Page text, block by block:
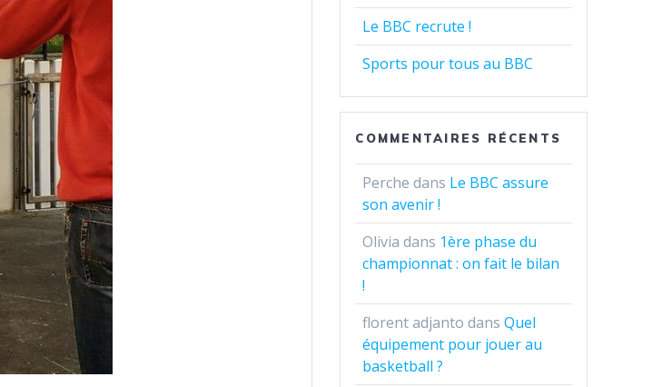
Le BBC recrute !
Sports pour tous au BBC
COMMENTAIRES RÉCENTS
Perche dans Le BBC assure
son avenir !
Olivia dans 1ère phase du
championnat : on fait le bilan
!
florent adjanto dansQuel
équipement pour jouer au
basketball ?